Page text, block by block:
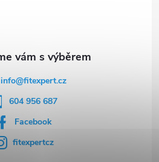
info@fitexpert.cz
604 956 687
Facebook
fitexpertcz